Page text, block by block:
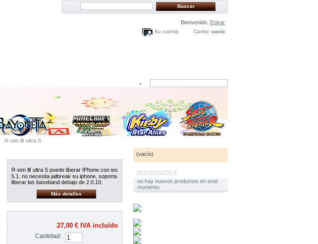
Bienvenido, Entrar
Carrito: vacío
Su cuenta
R-sim Ⅲ ultra S
R-sim Ⅲ ultra S puede liberar IPhone con ios
5.1. no necesita jailbreak su iphone, soporta
liberar las baseband debajo de 2.0.10.
Más detalles
27,00 €IVA incluído
Cantidad:
(vacío)
NOVEDADES
no hay nuevos productos en este
momento